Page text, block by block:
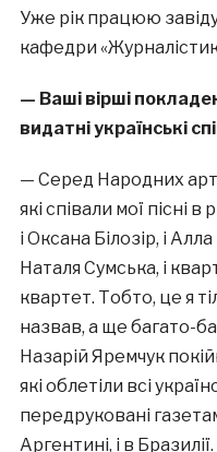
Уже рік працюю
кафедри
— Ваші вірші
видатні українські
— Серед Народних
які співали мої пісні
і Оксана Білозір, і
Наталя Сумська, і
квартет. Тобто, це я
назвав, а ще багато-
Назарій Яремчук
які облетіли всі
передруковані
Аргентині, і в